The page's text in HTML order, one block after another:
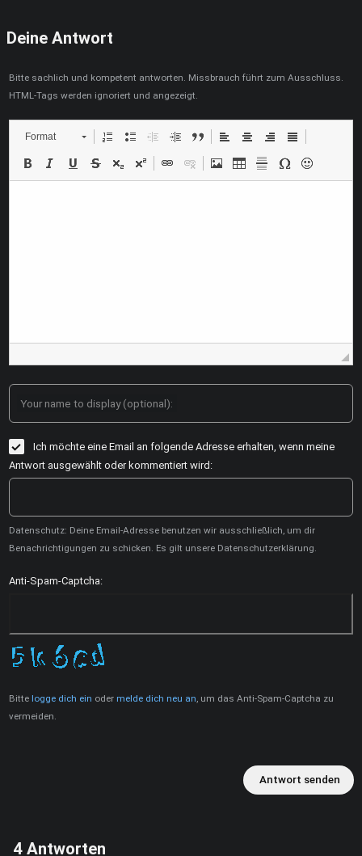
Deine Antwort
Bitte sachlich und kompetent antworten. Missbrauch führt zum Ausschluss.
HTML-Tags werden ignoriert und angezeigt.
Format
Your name to display (optional):
Ich möchte eine Email an folgende Adresse erhalten, wenn meine
Antwort ausgewählt oder kommentiert wird:
Datenschutz: Deine Email-Adresse benutzen wir ausschließlich, um dir
Benachrichtigungen zu schicken. Es gilt unsere Datenschutzerklärung.
Anti-Spam-Captcha:
Bitte logge dich ein oder melde dich neu an , um das Anti-Spam-Captcha zu
vermeiden.
Antwort senden
4 Antworten